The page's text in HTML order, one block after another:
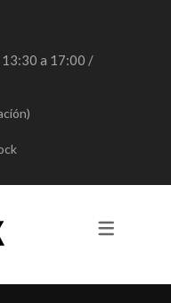
13:30 a 17:00 /